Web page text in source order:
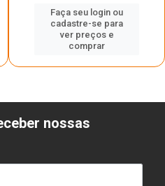
Faça seu login ou
cadastre-se para
ver preços e
comprar
nossas